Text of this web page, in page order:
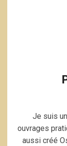
Je suis
ouvrages
aussi créé